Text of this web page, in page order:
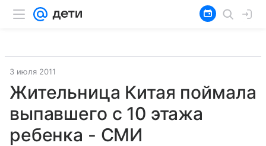
3 июля 2011
Жительница Китая поймала
выпавшего с 10 этажа
ребенка - СМИ